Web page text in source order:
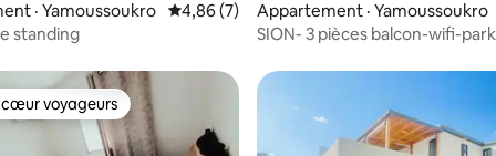
· Yamoussoukro Note moyenne de 4,86 sur 5, 7
4,86 (7)
standing
Appartement · Yamoussoukro
SION- 3 pièces balcon-wifi-
cœur voyageurs
voyageurs